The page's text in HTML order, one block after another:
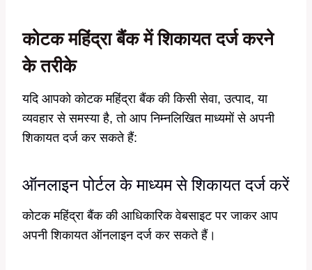
कोटक महिंद्रा बैंक में शिकायत दर्ज करने
के तरीके
यदि आपको कोटक महिंद्रा बैंक की किसी सेवा, उत्पाद, या
व्यवहार से समस्या है, तो आप निम्नलिखित माध्यमों से अपनी
शिकायत दर्ज कर सकते हैं:
ऑनलाइन पोर्टल के माध्यम से शिकायत दर्ज करें
कोटक महिंद्रा बैंक की आधिकारिक वेबसाइट पर जाकर आप
अपनी शिकायत ऑनलाइन दर्ज कर सकते हैं।